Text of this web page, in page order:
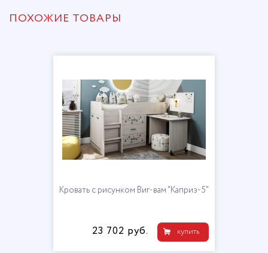
ПОХОЖИЕ ТОВАРЫ
Кровать с рисунком Виг-вам "Каприз-5"
купить
23 702 руб.